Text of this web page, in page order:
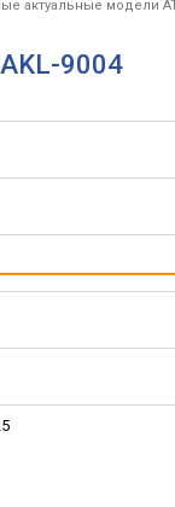
актуальные модели
9004